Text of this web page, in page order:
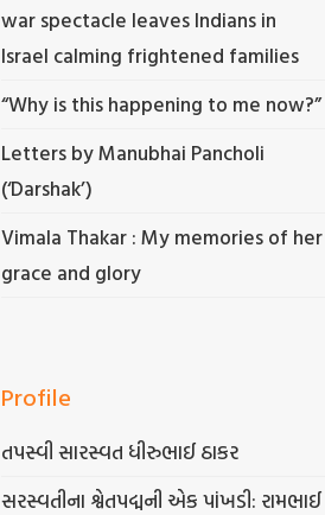
war spectacle leaves Indians in
Israel calming frightened families
“Why is this happening to me now?”
Letters by Manubhai Pancholi
(‘Darshak’)
Vimala Thakar : My memories of her
grace and glory
Profile
તપસ્વી સારસ્વત ધીરુભાઈ ઠાકર
સરસ્વતીના શ્વેતપદ્મની એક પાંખડી: રામભાઈ